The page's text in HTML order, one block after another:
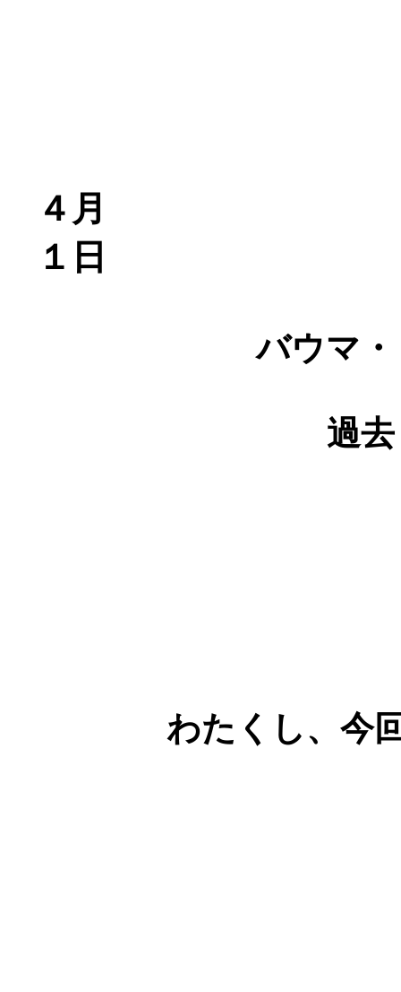
４月
１日
バウマ
過
わたくし、今